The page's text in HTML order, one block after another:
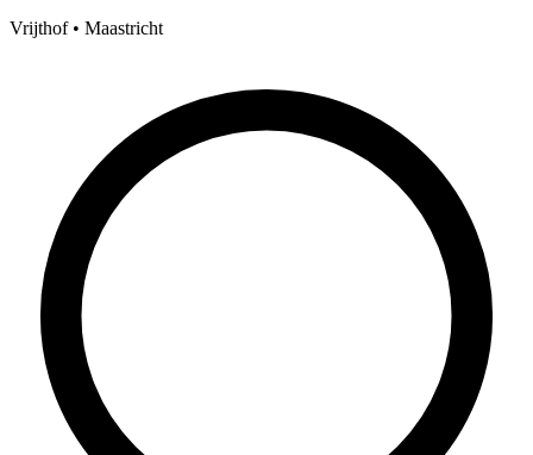
Vrijthof • Maastricht